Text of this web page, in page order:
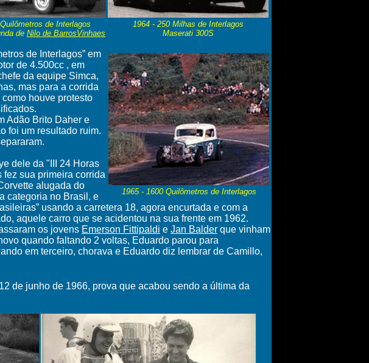
de Interlagos
de Nilo de BarrosVinhaes
1964 - 250 Milhas de Interlagos
Maserati 300S
1965 - 1600 Quilômetros de Interlagos
de Interlagos” em
de 4.500cc , em
da equipe Simca,
mas para a corrida
houve protesto
Adão Brito Daher e
foi um resultado ruim.
dele da "III 24 Horas
fez sua primeira corrida
alugada do
categoria no Brasil, e
usando a carretera 18, agora encurtada e com a
aquele carro que se acidentou na sua frente em 1962.
os jovens Emerson Fittipaldi e Jan Balder que vinham
quando faltando 2 voltas, Eduardo parou para
em terceiro, chorava e Eduardo diz lembrar de Camillo,
de junho de 1966, prova que acabou sendo a última da